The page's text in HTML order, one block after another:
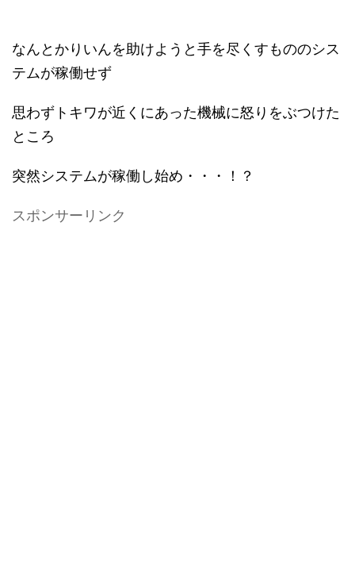
なんとかりいんを助けようと手を尽くすもののシス
テムが稼働せず
思わずトキワが近くにあった機械に怒りをぶつけた
ところ
突然システムが稼働し始め・・・！？
スポンサーリンク